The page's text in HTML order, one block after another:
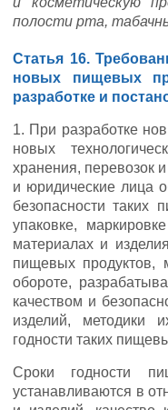
полости рта,
Статья 16.
новых пищевых
разработке и
1. При разработке
новых
хранения, перевозок
и юридические лица
безопасности таких
упаковке,
материалах и
пищевых продуктов,
обороте,
качеством и
изделий, методики
годности таких
Сроки годности
устанавливаются в